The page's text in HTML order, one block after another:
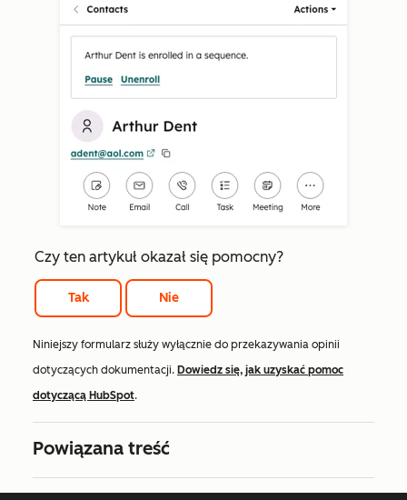
Czy ten artykuł okazał się pomocny?
Tak Nie
Niniejszy formularz służy wyłącznie do przekazywania opinii
dotyczących dokumentacji. Dowiedz się, jak uzyskać pomoc
dotyczącą HubSpot.
Powiązana treść